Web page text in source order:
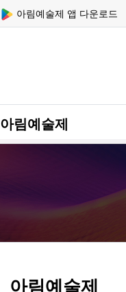
상단 네비
아림예술제 앱 다운로드
메인 메뉴
아림예술제
아림예술제